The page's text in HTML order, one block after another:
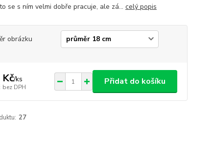
se s ním velmi dobře pracuje, ale zá... celý popis
obrázku
/ks
bez DPH
Přidat do košíku
27